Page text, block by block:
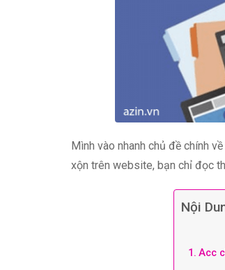
Mình vào nhanh chủ đề chính
xộn trên website, bạn chỉ đọc
Nội
Acc